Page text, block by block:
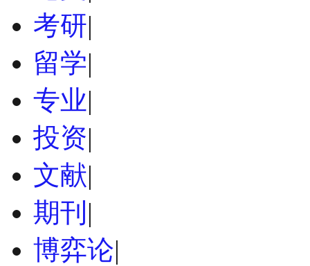
考研|
留学|
专业|
投资|
文献|
期刊 |
博弈论|